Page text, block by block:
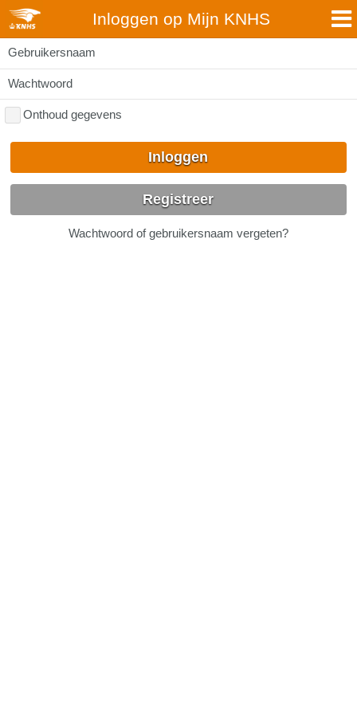
Inloggen op Mijn KNHS
Gebruikersnaam
Wachtwoord
Onthoud gegevens
Inloggen
Registreer
Wachtwoord of gebruikersnaam vergeten?